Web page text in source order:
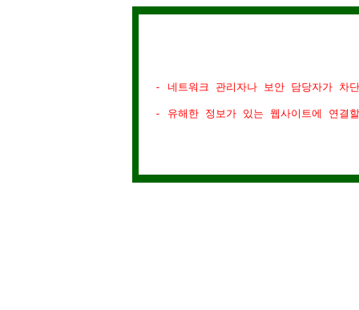
- 네트워크 관리자나 보안 담당자가 차
- 유해한 정보가 있는 웹사이트에 연결